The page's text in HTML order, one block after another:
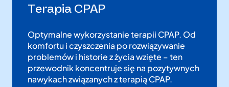
Terapia CPAP
Optymalne wykorzystanie terapii CPAP. Od
komfortu i czyszczenia po rozwiązywanie
problemów i historie z życia wzięte – ten
przewodnik koncentruje się na pozytywnych
nawykach związanych z terapią CPAP.